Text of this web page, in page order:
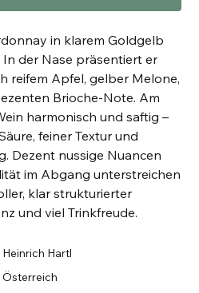
in klarem Goldgelb
In der Nase präsentiert er
reifem Apfel, gelber Melone,
Brioche-Note. Am
harmonisch und saftig –
feiner Textur und
Dezent nussige Nuancen
im Abgang unterstreichen
klar strukturierter
und viel Trinkfreude.
Heinrich Hartl
Österreich